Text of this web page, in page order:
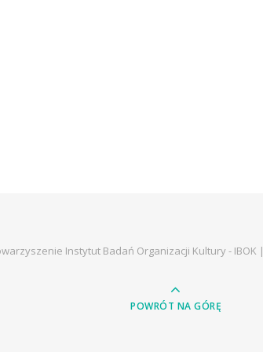
Instytut Badań Organizacji Kultury - IBOK |
POWRÓT NA GÓRĘ